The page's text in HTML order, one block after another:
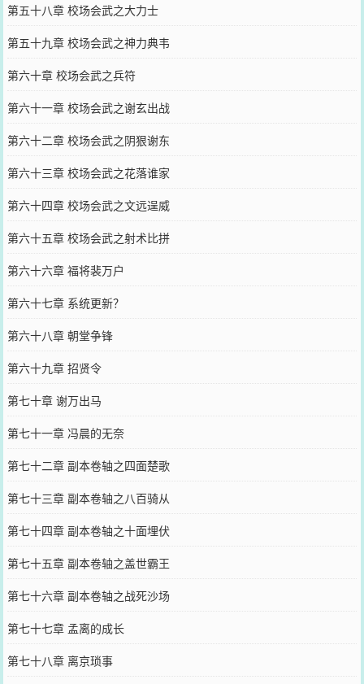
第五十八章 校场会武之大力士
第五十九章 校场会武之神力典韦
第六十章 校场会武之兵符
第六十一章 校场会武之谢玄出战
第六十二章 校场会武之阴狠谢东
第六十三章 校场会武之花落谁家
第六十四章 校场会武之文远逞威
第六十五章 校场会武之射术比拼
第六十六章 福将裴万户
第六十七章 系统更新？
第六十八章 朝堂争锋
第六十九章 招贤令
第七十章 谢万出马
第七十一章 冯晨的无奈
第七十二章 副本卷轴之四面楚歌
第七十三章 副本卷轴之八百骑从
第七十四章 副本卷轴之十面埋伏
第七十五章 副本卷轴之盖世霸王
第七十六章 副本卷轴之战死沙场
第七十七章 孟离的成长
第七十八章 离京琐事